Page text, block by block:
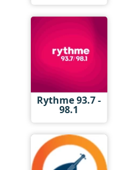
Rythme 93.7 -
98.1